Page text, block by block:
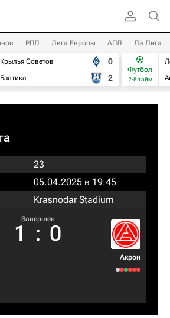
РПЛ Лига Европы АПЛ Ла Лига
Крылья Советов
Балтика
0
2
Футбол
2-й тайм
23
05.04.2025 в 19:45
Krasnodar Stadium
Завершен
1 : 0
Акрон